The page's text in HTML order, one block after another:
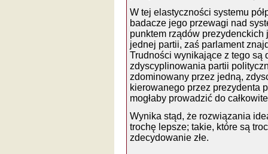
W tej elastyczności systemu
badacze jego przewagi nad
punktem rządów
jednej partii, zaś parlament
Trudności wynikające z tego są
zdyscyplinowania partii
zdominowany przez jedną,
kierowanego przez prezydenta
mogłaby prowadzić do
Wynika stąd, że rozwiązania
trochę lepsze; takie, które są
zdecydowanie złe.